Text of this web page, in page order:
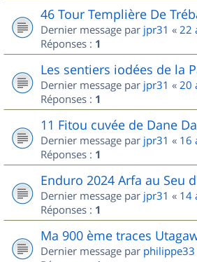
46 Tour Templière De
Dernier message par jpr31 « 22
Réponses : 1
Les sentiers iodées de la
Dernier message par jpr31 « 20
Réponses : 1
11 Fitou cuvée de Dane
Dernier message par jpr31 « 16
Réponses : 1
Enduro 2024 Arfa au Seu
Dernier message par jpr31 « 14
Réponses : 1
Ma 900 ème traces
Dernier message par philippe33